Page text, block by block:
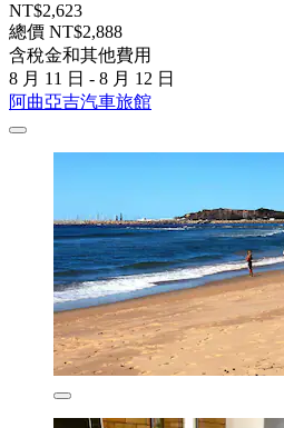
NT$2,623
總價 NT$2,888
含稅金和其他費用
8 月 11 日 - 8 月 12 日
阿曲亞吉汽車旅館